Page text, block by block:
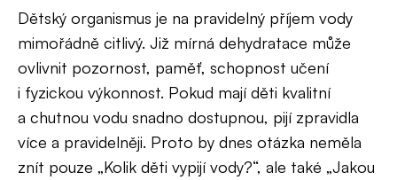
Dětský organismus je na pravidelný příjem vody
mimořádně citlivý. Již mírná dehydratace může
ovlivnit pozornost, paměť, schopnost učení
i fyzickou výkonnost. Pokud mají děti kvalitní
a chutnou vodu snadno dostupnou, pijí zpravidla
více a pravidelněji. Proto by dnes otázka neměla
znít pouze „Kolik děti vypijí vody?“, ale také „Jakou